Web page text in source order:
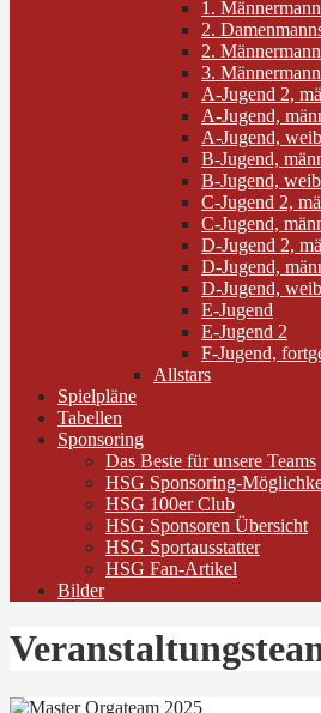
1.
2.
2.
3.
A-Jugend 2,
A-Jugend,
A-Jugend,
B-Jugend,
B-Jugend,
C-Jugend 2,
C-Jugend,
D-Jugend 2,
D-Jugend,
D-Jugend,
E-Jugend
E-Jugend 2
F-Jugend,
Allstars
Spielpläne
Tabellen
Sponsoring
Das Beste für unsere Teams
HSG Sponsoring-
HSG 100er Club
HSG Sponsoren Übersicht
HSG Sportausstatter
HSG Fan-Artikel
Bilder